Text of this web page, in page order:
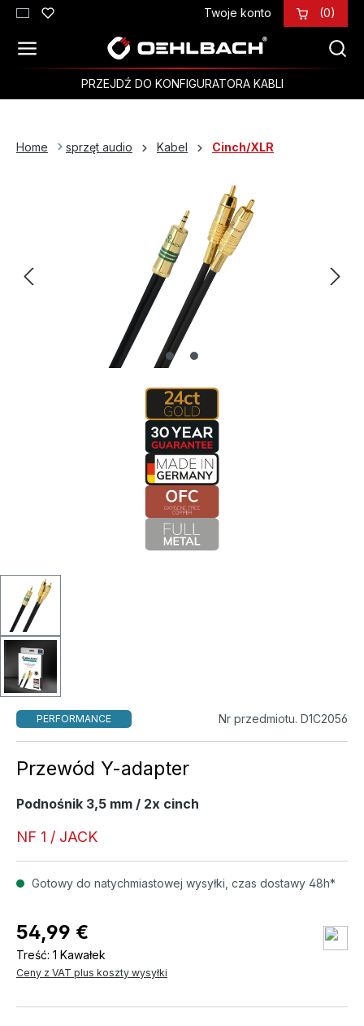
Przejdź do głównej zawartości Twoje konto (0)
PRZEJDŹ DO KONFIGURATORA KABLI
Home sprzęt audio Kabel Cinch/XLR
PERFORMANCE Nr przedmiotu. D1C2056
Przewód Y-adapter
Podnośnik 3,5 mm / 2x cinch
NF 1 / JACK
Gotowy do natychmiastowej wysyłki, czas dostawy 48h*
54,99 €
Treść: 1 Kawałek
Ceny z VAT plus koszty wysyłki